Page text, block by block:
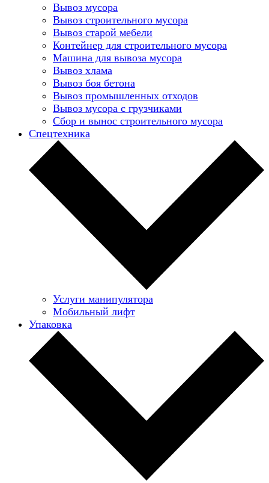
Вывоз мусора
Вывоз строительного мусора
Вывоз старой мебели
Контейнер для строительного мусора
Машина для вывоза мусора
Вывоз хлама
Вывоз боя бетона
Вывоз промышленных отходов
Вывоз мусора с грузчиками
Сбор и вынос строительного мусора
Спецтехника
Услуги манипулятора
Мобильный лифт
Упаковка